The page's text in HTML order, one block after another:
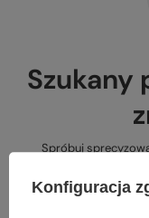
Szukany
Spróbuj
Konfiguracja